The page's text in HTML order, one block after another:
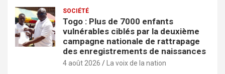
SOCIÉTÉ
Togo : Plus de 7000 enfants
vulnérables ciblés par la deuxième
campagne nationale de rattrapage
des enregistrements de naissances
4 août 2026 La voix de la nation